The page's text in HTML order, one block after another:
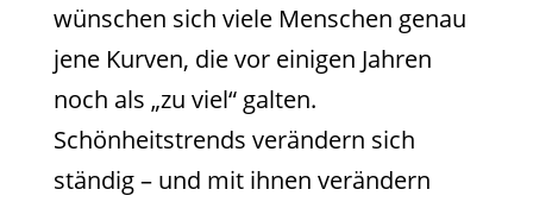
wünschen sich viele Menschen genau
jene Kurven, die vor einigen Jahren
noch als „zu viel“ galten.
Schönheitstrends verändern sich
ständig – und mit ihnen verändern